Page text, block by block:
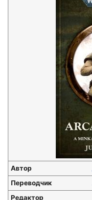
Автор
Переводчик
Редактор